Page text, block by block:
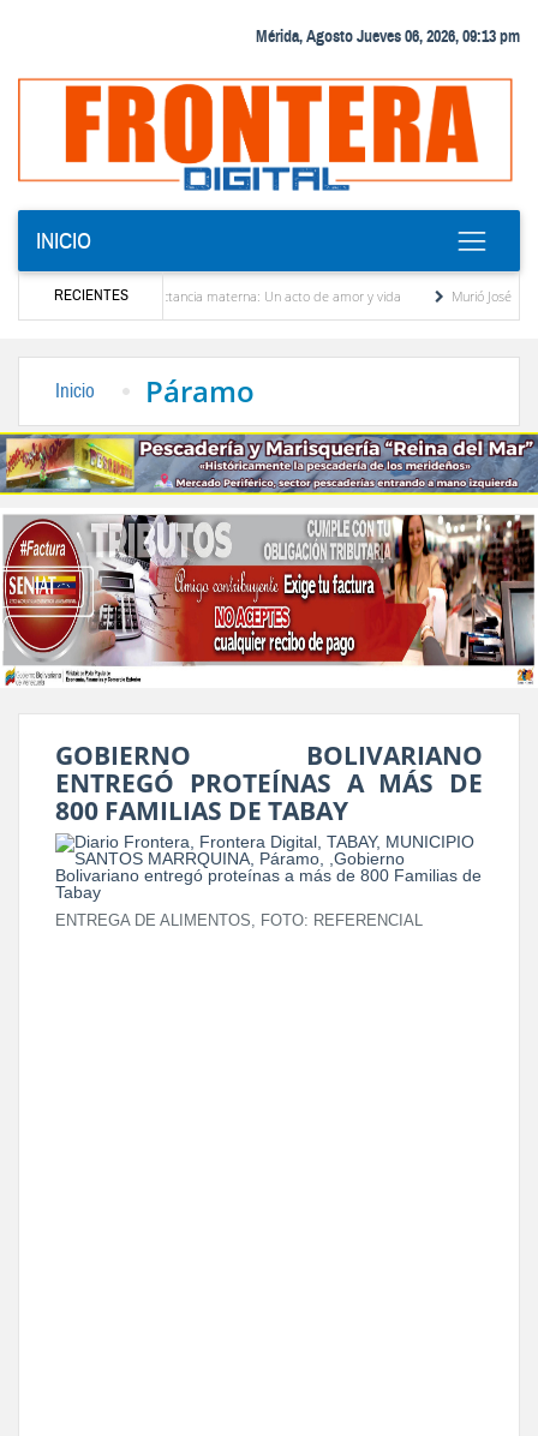
Mérida, Agosto Jueves 06, 2026, 09:13 pm
INICIO
RECIENTES
la lactancia materna: Un acto de amor y vida
Murió José Breijo, el preso
Inicio Páramo
GOBIERNO BOLIVARIANO
ENTREGÓ PROTEÍNAS A MÁS DE
800 FAMILIAS DE TABAY
ENTREGA DE ALIMENTOS, FOTO: REFERENCIAL